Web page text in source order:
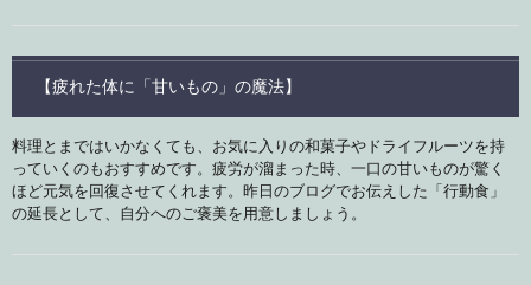
【疲れた体に「甘いもの」の魔法】
料理とまではいかなくても、お気に入りの和菓子やドライフルーツを持
っていくのもおすすめです。疲労が溜まった時、一口の甘いものが驚く
ほど元気を回復させてくれます。昨日のブログでお伝えした「行動食」
の延長として、自分へのご褒美を用意しましょう。